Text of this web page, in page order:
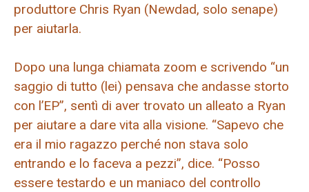
produttore Chris Ryan (Newdad, solo senape)
per aiutarla.
Dopo una lunga chiamata zoom e scrivendo “un
saggio di tutto (lei) pensava che andasse storto
con l’EP”, sentì di aver trovato un alleato a Ryan
per aiutare a dare vita alla visione. “Sapevo che
era il mio ragazzo perché non stava solo
entrando e lo faceva a pezzi”, dice. “Posso
essere testardo e un maniaco del controllo